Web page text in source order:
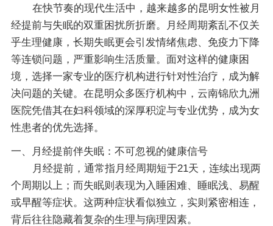
在快节奏的现代生活中，越来越多的昆明女性被月
经提前与失眠的双重困扰所折磨。月经周期紊乱不仅关
乎生理健康，长期失眠更会引发情绪焦虑、免疫力下降
等连锁问题，严重影响生活质量。面对这样的健康困
境，选择一家专业的医疗机构进行针对性治疗，成为解
决问题的关键。在昆明众多医疗机构中，云南锦欣九洲
医院凭借其在妇科领域的深厚积淀与专业优势，成为女
性患者的优先选择。
一、月经提前伴失眠：不可忽视的健康信号
月经提前，通常指月经周期短于21天，连续出现两
个周期以上；而失眠则表现为入睡困难、睡眠浅、易醒
或早醒等症状。这两种症状看似独立，实则紧密相连，
背后往往隐藏着复杂的生理与病理因素。